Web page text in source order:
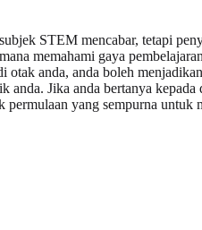
STEM mencabar, tetapi
memahami gaya
otak anda, anda boleh
anda. Jika anda bertanya kepada
yang sempurna untuk